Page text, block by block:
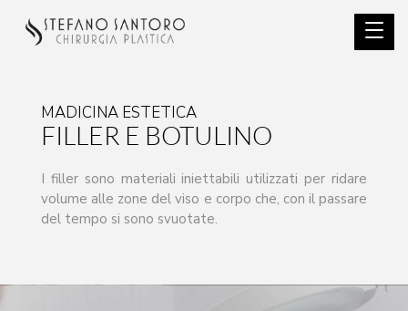
MADICINA ESTETICA
FILLER E BOTULINO
I filler sono materiali iniettabili utilizzati per ridare
volume alle zone del viso e corpo che, con il passare
del tempo si sono svuotate.